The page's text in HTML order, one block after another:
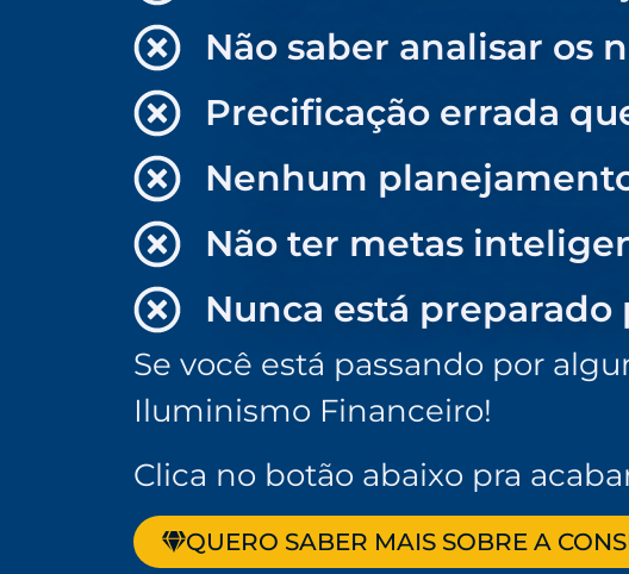
Não saber analisar os
Precificação errada
Nenhum
Não ter metas
Nunca está preparado
Se você está passando por
Iluminismo Financeiro!
Clica no botão abaixo pra
QUERO SABER MAIS SOBRE A